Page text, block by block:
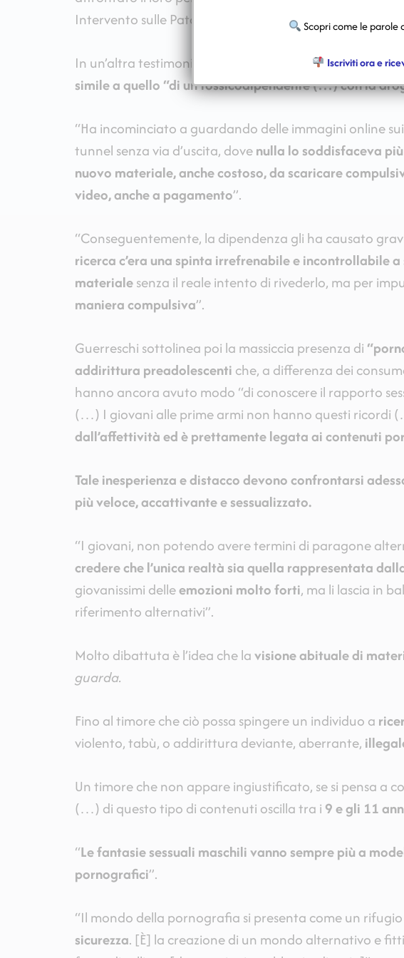
Intervento sulle Patologie Compulsive con sede a
In un’altra testimonianza un uomo descriveil suo primo
simile a quello “di un tossicodipendente (…) con la
“Ha incominciato a guardando delle immagini online
tunnel senza via d’uscita, dovenulla lo soddisfaceva
nuovo materiale, anche costoso, da scaricare
video, anche a pagamento’’.
“Conseguentemente, la dipendenza gli ha causato
ricerca c’era una spinta irrefrenabile e incontrollabile
materialesenza il reale intento di rivederlo, ma per
maniera compulsiva”.
Guerreschi sottolinea poi la massiccia presenza di
addirittura preadolescenti che, a differenza dei
hanno ancora avuto modo “di conoscere il rapporto
(…) I giovani alle prime armi non hanno questi ricordi
dall’affettività ed è prettamente legata ai contenuti
Tale inesperienza e distacco devono confrontarsi
più veloce, accattivante e sessualizzato.
“I giovani, non potendo avere termini di paragone
credere che l’unica realtà sia quella rappresentata
giovanissimi delleemozioni molto forti, ma li lascia in
riferimento alternativi”.
Molto dibattuta è l’idea che lavisione abituale di
guarda.
Fino al timore che ciò possa spingere un individuo a
violento, tabù, o addirittura deviante, aberrante,
Un timore che non appare ingiustificato, se si pensa a
(…) di questo tipo di contenuti oscilla tra i 9 e gli 11
“Le fantasie sessuali maschili vanno sempre più a
pornografici”.
“Il mondo della pornografia si presenta come un
sicurezza. [È] la creazione di un mondo alternativo e
Scopri come le
Iscriviti ora e